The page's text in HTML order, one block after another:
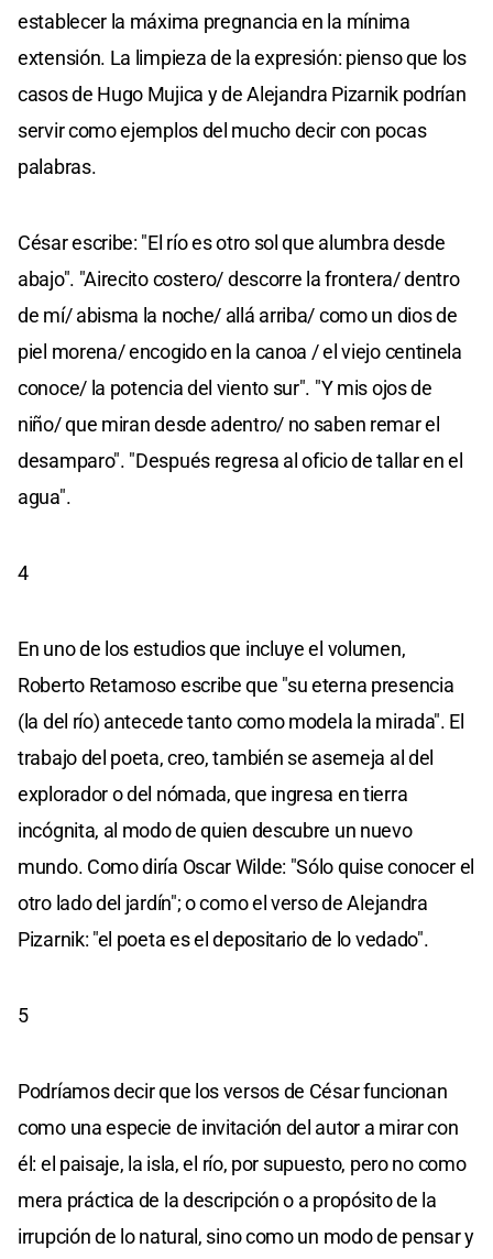
establecer la máxima pregnancia en la mínima
extensión. La limpieza de la expresión: pienso que los
casos de Hugo Mujica y de Alejandra Pizarnik podrían
servir como ejemplos del mucho decir con pocas
palabras.
César escribe: "El río es otro sol que alumbra desde
abajo". "Airecito costero/ descorre la frontera/ dentro
de mí/ abisma la noche/ allá arriba/ como un dios de
piel morena/ encogido en la canoa / el viejo centinela
conoce/ la potencia del viento sur". "Y mis ojos de
niño/ que miran desde adentro/ no saben remar el
desamparo". "Después regresa al oficio de tallar en el
agua".
4
En uno de los estudios que incluye el volumen,
Roberto Retamoso escribe que "su eterna presencia
(la del río) antecede tanto como modela la mirada". El
trabajo del poeta, creo, también se asemeja al del
explorador o del nómada, que ingresa en tierra
incógnita, al modo de quien descubre un nuevo
mundo. Como diría Oscar Wilde: "Sólo quise conocer el
otro lado del jardín"; o como el verso de Alejandra
Pizarnik: "el poeta es el depositario de lo vedado".
5
Podríamos decir que los versos de César funcionan
como una especie de invitación del autor a mirar con
él: el paisaje, la isla, el río, por supuesto, pero no como
mera práctica de la descripción o a propósito de la
irrupción de lo natural, sino como un modo de pensar y